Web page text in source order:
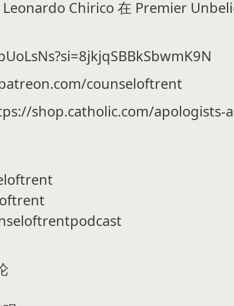
Chirico 在 Premier
counseloftrent
shop.catholic.com/